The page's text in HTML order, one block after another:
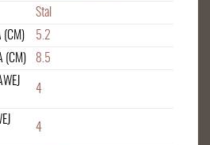
Stal
(CM)
5.2
(CM)
8.5
4
4